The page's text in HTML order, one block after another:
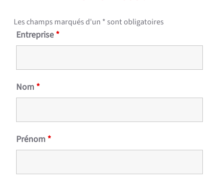
Les champs marqués d'un * sont obligatoires
Entreprise *
Nom *
Prénom *